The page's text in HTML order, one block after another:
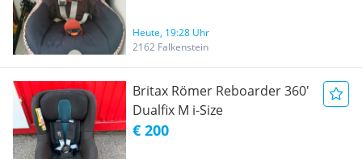
Heute, 19:28 Uhr
2162 Falkenstein
Britax Römer Reboarder 360'
Dualfix M i-Size
€ 200